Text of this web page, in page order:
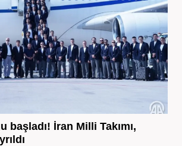
başladı! İran Milli Takımı,